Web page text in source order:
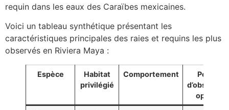
requin dans les eaux des Caraïbes mexicaines.
Voici un tableau synthétique présentant les
caractéristiques principales des raies et requins les plus
observés en Riviera Maya :
Espèce
Habitat
privilégié
Comportement
Période
optimale